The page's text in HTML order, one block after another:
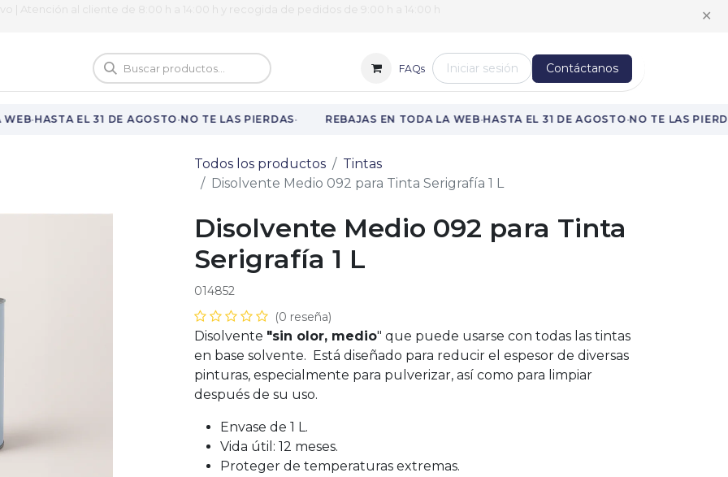
| Atención al cliente de 8:00 h a 14:00 h y recogida de pedidos de 9:00 h a 14:00 h ✕
Vuelta al cole FAQs Iniciar sesión Contáctanos
·HASTA EL 31 DE AGOSTO·NO TE LAS PIERDAS· REBAJAS EN TODA LA WEB·HASTA EL 31 DE AGOSTO·NO TE LAS
Todos los productos
Tintas
Disolvente Medio 092 para Tinta Serigrafía 1 L
Disolvente Medio 092 para Tinta
Serigrafía 1 L
014852
(0 reseña)
Disolvente "sin olor, medio" que puede usarse con todas las tintas
en base solvente. Está diseñado para reducir el espesor de diversas
pinturas, especialmente para pulverizar, así como para limpiar
después de su uso.
Envase de 1 L.
Vida útil: 12 meses.
Proteger de temperaturas extremas.